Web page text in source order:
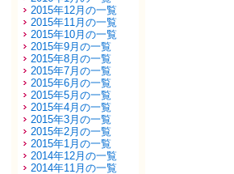
2015年12月の一覧
2015年11月の一覧
2015年10月の一覧
2015年9月の一覧
2015年8月の一覧
2015年7月の一覧
2015年6月の一覧
2015年5月の一覧
2015年4月の一覧
2015年3月の一覧
2015年2月の一覧
2015年1月の一覧
2014年12月の一覧
2014年11月の一覧